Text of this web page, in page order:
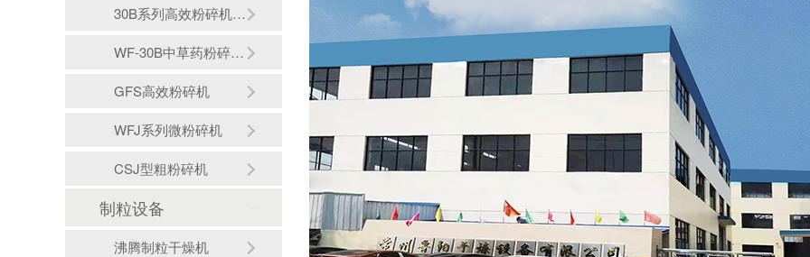
30B系列高效粉碎机（组）
WF-30B中草药粉碎机（组）
GFS高效粉碎机
WFJ系列微粉碎机
CSJ型粗粉碎机
制粒设备
沸腾制粒干燥机